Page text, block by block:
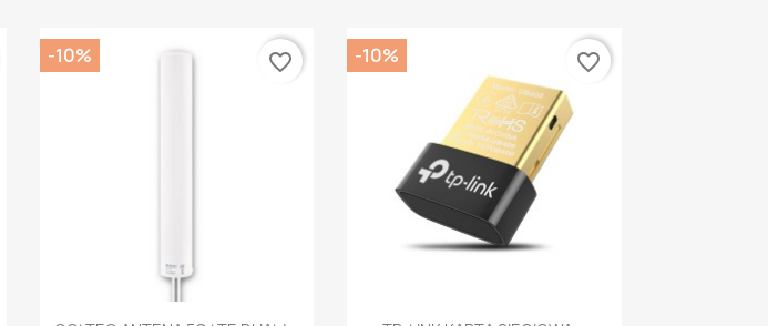
-10% favorite_border -10% favorite_border